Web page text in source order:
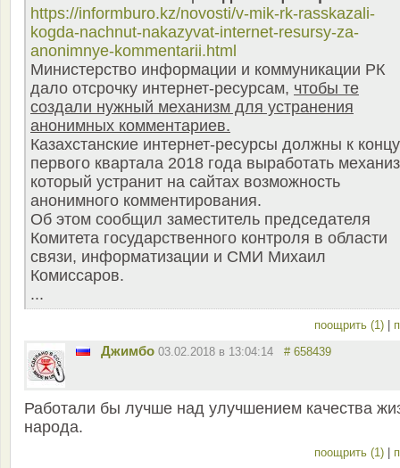
https://informburo.kz/novosti/v-mik-rk-rasskazali-
kogda-nachnut-nakazyvat-internet-resursy-za-
anonimnye-kommentarii.html
Министерство информации и коммуникации РК
дало отсрочку интернет-ресурсам, чтобы те
создали нужный механизм для устранения
анонимных комментариев.
Казахстанские интернет-ресурсы должны к концу
первого квартала 2018 года выработать
который устранит на сайтах возможность
анонимного комментирования.
Об этом сообщил заместитель председателя
Комитета государственного контроля в области
связи, информатизации и СМИ Михаил
Комиссаров.
...
поощрить (1)
Джимбо 03.02.2018 в 13:04:14 # 658439
Работали бы лучше над улучшением качества
народа.
поощрить (1)